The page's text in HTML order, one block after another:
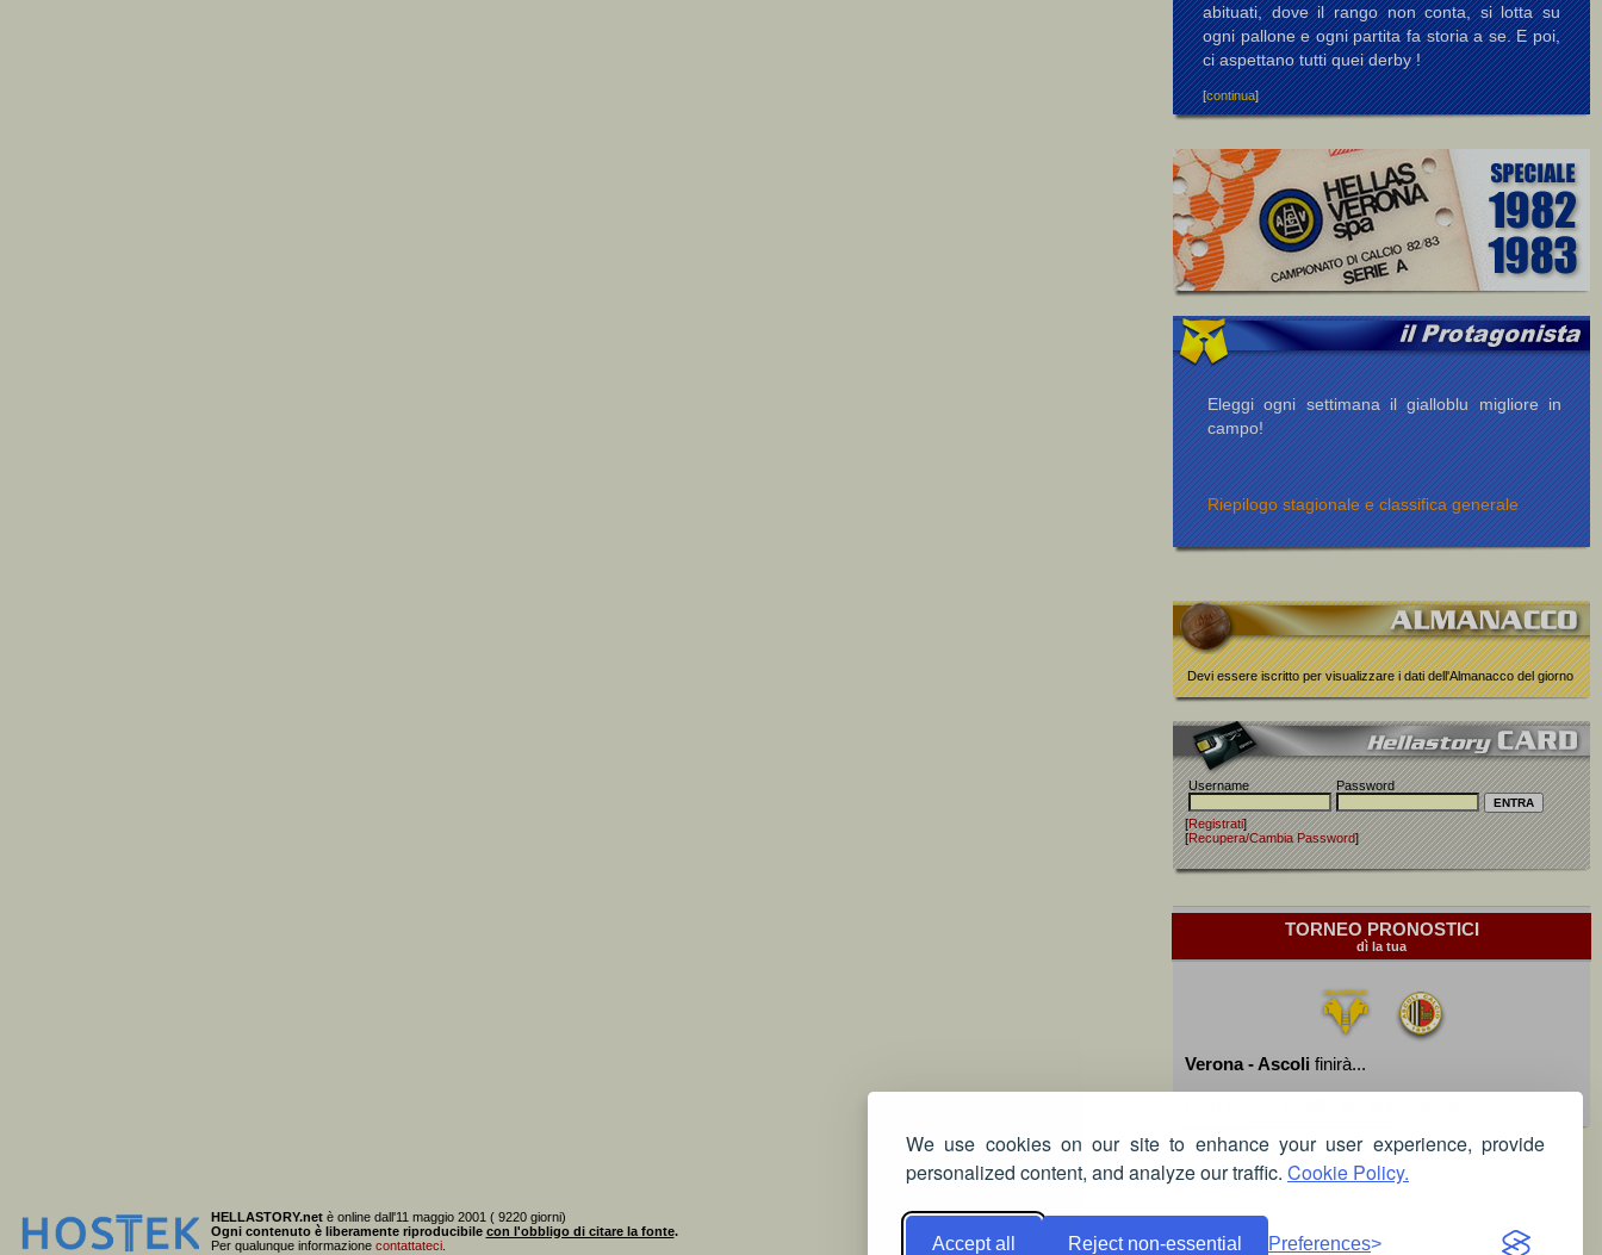
We use cookies on our site to enhance your user experience, provide
personalized content, and analyze our traffic. Cookie Policy.
Accept all Reject non-essential Preferences
abituati, dove il rango non conta, si lotta su
ogni pallone e ogni partita fa storia a se. E poi,
ci aspettano tutti quei derby !
[continua]
Eleggi ogni settimana il gialloblu migliore in
campo!
Riepilogo stagionale e classifica generale
Devi essere iscritto per visualizzare i dati dell'Almanacco del giorno
Username Password
[Registrati]
[Recupera/Cambia Password]
TORNEO PRONOSTICI
dì la tua
Verona - Ascoli finirà...
HELLASTORY.netè online dall'11 maggio 2001 ( 9220 giorni)
Ogni contenuto è liberamente riproducibile con l'obbligo di citare la fonte.
Per qualunque informazione contattateci.